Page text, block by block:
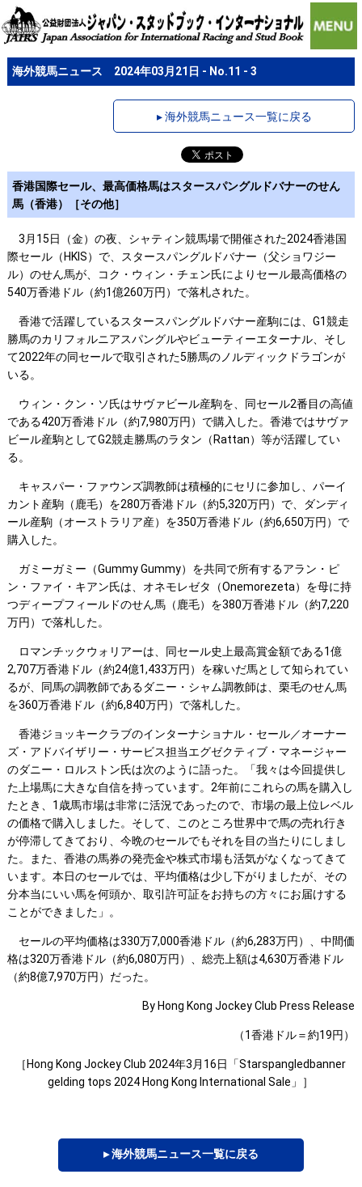
海外競馬ニュース 2024年03月21日 - No.11 - 3
▸ 海外競馬ニュース一覧に戻る
香港国際セール、最高価格馬はスタースパングルドバナーのせん
馬（香港）［その他］
3月15日（金）の夜、シャティン競馬場で開催された2024香港国
際セール（HKIS）で、スタースパングルドバナー（父ショワジー
ル）のせん馬が、コク・ウィン・チェン氏によりセール最高価格の
540万香港ドル（約1億260万円）で落札された。
香港で活躍しているスタースパングルドバナー産駒には、G1競走
勝馬のカリフォルニアスパングルやビューティーエターナル、そし
て2022年の同セールで取引された5勝馬のノルディックドラゴンが
いる。
ウィン・クン・ソ氏はサヴァビール産駒を、同セール2番目の高値
である420万香港ドル（約7,980万円）で購入した。香港ではサヴァ
ビール産駒としてG2競走勝馬のラタン（Rattan）等が活躍してい
る。
キャスパー・ファウンズ調教師は積極的にセリに参加し、パーイ
カント産駒（鹿毛）を280万香港ドル（約5,320万円）で、ダンディ
ール産駒（オーストラリア産）を350万香港ドル（約6,650万円）で
購入した。
ガミーガミー（Gummy Gummy）を共同で所有するアラン・ピ
ン・ファイ・キアン氏は、オネモレゼタ（Onemorezeta）を母に持
つディープフィールドのせん馬（鹿毛）を380万香港ドル（約7,220
万円）で落札した。
ロマンチックウォリアーは、同セール史上最高賞金額である1億
2,707万香港ドル（約24億1,433万円）を稼いだ馬として知られてい
るが、同馬の調教師であるダニー・シャム調教師は、栗毛のせん馬
を360万香港ドル（約6,840万円）で落札した。
香港ジョッキークラブのインターナショナル・セール／オーナー
ズ・アドバイザリー・サービス担当エグゼクティブ・マネージャー
のダニー・ロルストン氏は次のように語った。「我々は今回提供し
た上場馬に大きな自信を持っています。2年前にこれらの馬を購入し
たとき、1歳馬市場は非常に活況であったので、市場の最上位レベル
の価格で購入しました。そして、このところ世界中で馬の売れ行き
が停滞してきており、今晩のセールでもそれを目の当たりにしまし
た。また、香港の馬券の発売金や株式市場も活気がなくなってきて
います。本日のセールでは、平均価格は少し下がりましたが、その
分本当にいい馬を何頭か、取引許可証をお持ちの方々にお届けする
ことができました」。
セールの平均価格は330万7,000香港ドル（約6,283万円）、中間価
格は320万香港ドル（約6,080万円）、総売上額は4,630万香港ドル
（約8億7,970万円）だった。
By Hong Kong Jockey Club Press Release
（1香港ドル＝約19円）
［Hong Kong Jockey Club 2024年3月16日「Starspangledbanner
gelding tops 2024 Hong Kong International Sale」］
▸ 海外競馬ニュース一覧に戻る